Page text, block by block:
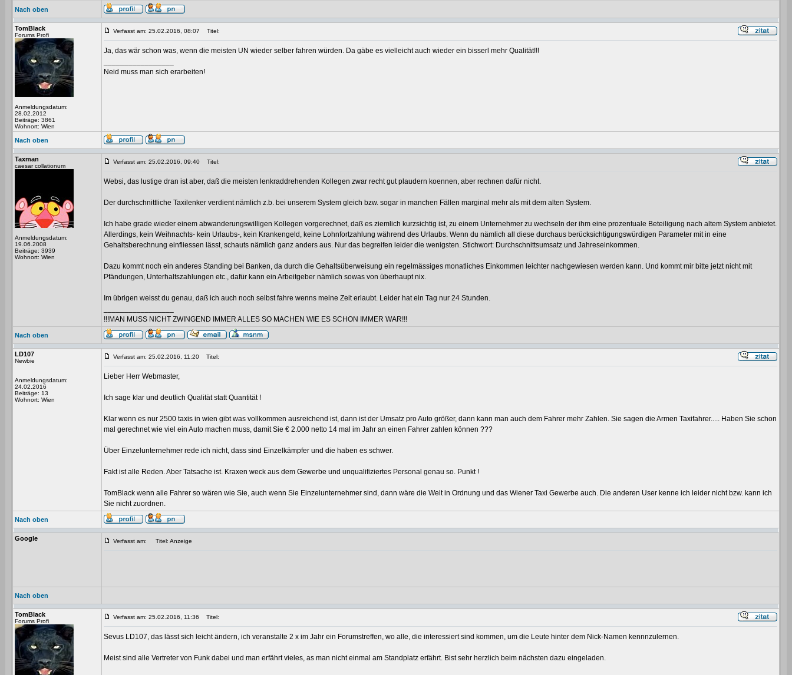
Nach oben
TomBlack
Forums Profi
Anmeldungsdatum:
28.02.2012
Beiträge: 3861
Wohnort: Wien
Verfasst am: 25.02.2016, 08:07 Titel:
Ja, das wär schon was, wenn die meisten UN wieder selber fahren würden. Da gäbe es vielleicht auch wieder ein bisserl mehr Qualität!!!
Neid muss man sich erarbeiten!
Nach oben
Taxman
caesar collationum
Anmeldungsdatum:
19.06.2008
Beiträge: 3939
Wohnort: Wien
Verfasst am: 25.02.2016, 09:40 Titel:
Websi, das lustige dran ist aber, daß die meisten lenkraddrehenden Kollegen zwar recht gut plaudern koennen, aber rechnen dafür nicht.
Der durchschnittliche Taxilenker verdient nämlich z.b. bei unserem System gleich bzw. sogar in manchen Fällen marginal mehr als mit dem alten System.
Ich habe grade wieder einem abwanderungswilligen Kollegen vorgerechnet, daß es ziemlich kurzsichtig ist, zu einem Unternehmer zu wechseln der ihm eine prozentuale Beteiligung nach altem System anbietet.
Allerdings, kein Weihnachts- kein Urlaubs-, kein Krankengeld, keine Lohnfortzahlung während des Urlaubs. Wenn du nämlich all diese durchaus berücksichtigungswürdigen Parameter mit in eine
Gehaltsberechnung einfliessen lässt, schauts nämlich ganz anders aus. Nur das begreifen leider die wenigsten. Stichwort: Durchschnittsumsatz und Jahreseinkommen.
Dazu kommt noch ein anderes Standing bei Banken, da durch die Gehaltsüberweisung ein regelmässiges monatliches Einkommen leichter nachgewiesen werden kann. Und kommt mir bitte jetzt nicht mit
Pfändungen, Unterhaltszahlungen etc., dafür kann ein Arbeitgeber nämlich sowas von überhaupt nix.
Im übrigen weisst du genau, daß ich auch noch selbst fahre wenns meine Zeit erlaubt. Leider hat ein Tag nur 24 Stunden.
!!!MAN MUSS NICHT ZWINGEND IMMER ALLES SO MACHEN WIE ES SCHON IMMER WAR!!!
Nach oben
LD107
Newbie
Anmeldungsdatum:
24.02.2016
Beiträge: 13
Wohnort: Wien
Verfasst am: 25.02.2016, 11:20 Titel:
Lieber Herr Webmaster,
Ich sage klar und deutlich Qualität statt Quantität !
Klar wenn es nur 2500 taxis in wien gibt was vollkommen ausreichend ist, dann ist der Umsatz pro Auto größer, dann kann man auch dem Fahrer mehr Zahlen. Sie sagen die Armen Taxifahrer..... Haben Sie schon
mal gerechnet wie viel ein Auto machen muss, damit Sie € 2.000 netto 14 mal im Jahr an einen Fahrer zahlen können ???
Über Einzelunternehmer rede ich nicht, dass sind Einzelkämpfer und die haben es schwer.
Fakt ist alle Reden. Aber Tatsache ist. Kraxen weck aus dem Gewerbe und unqualifiziertes Personal genau so. Punkt !
TomBlack wenn alle Fahrer so wären wie Sie, auch wenn Sie Einzelunternehmer sind, dann wäre die Welt in Ordnung und das Wiener Taxi Gewerbe auch. Die anderen User kenne ich leider nicht bzw. kann ich
Sie nicht zuordnen.
Nach oben
Google Verfasst am: Titel: Anzeige
Nach oben
TomBlack
Forums Profi
Verfasst am: 25.02.2016, 11:36 Titel:
Sevus LD107, das lässt sich leicht ändern, ich veranstalte 2 x im Jahr ein Forumstreffen, wo alle, die interessiert sind kommen, um die Leute hinter dem Nick-Namen kennnzulernen.
Meist sind alle Vertreter von Funk dabei und man erfährt vieles, as man nicht einmal am Standplatz erfährt. Bist sehr herzlich beim nächsten dazu eingeladen.